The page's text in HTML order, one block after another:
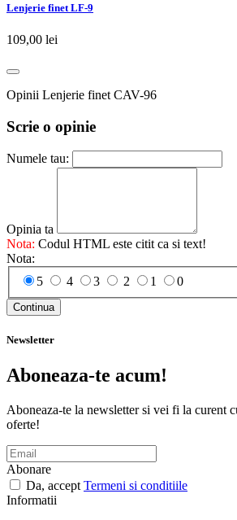
Lenjerie finet LF-9
109,00 lei
Opinii Lenjerie finet CAV-96
Scrie o opinie
Numele tau:
Opinia ta
Nota: Codul HTML este citit ca si text!
Nota:
5
4 3 2 1 0
Continua
Newsletter
Aboneaza-te acum!
Aboneaza-te la newsletter si vei fi la curent
oferte!
Abonare
Da, accept Termeni si conditiile
Informatii